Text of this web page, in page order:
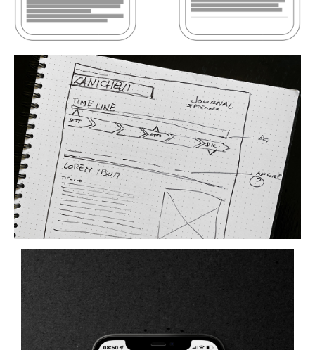
gruppi. Un linguaggio visivo chiaro e funzionale,
pensato per migliorare il flusso interno delle
informazioni e potenziare la collaborazione tra i
team.